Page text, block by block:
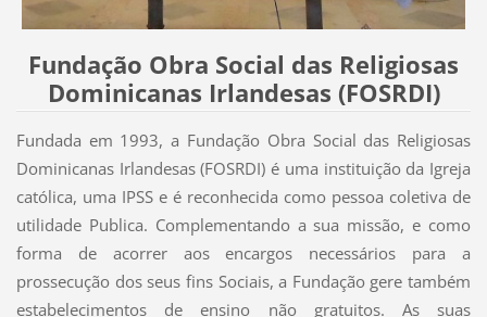
Fundação Obra Social das Religiosas
Dominicanas Irlandesas (FOSRDI)
Fundada em 1993, a Fundação Obra Social das Religiosas
Dominicanas Irlandesas (FOSRDI) é uma instituição da Igreja
católica, uma IPSS e é reconhecida como pessoa coletiva de
utilidade Publica. Complementando a sua missão, e como
forma de acorrer aos encargos necessários para a
prossecução dos seus fins Sociais, a Fundação gere também
estabelecimentos de ensino não gratuitos. As suas